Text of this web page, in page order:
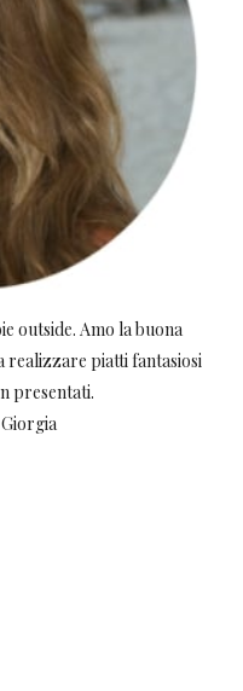
outside. Amo la buona
realizzare piatti fantasiosi
presentati.